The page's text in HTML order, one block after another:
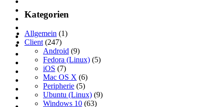
Kategorien
Allgemein (1)
Client (247)
Android (9)
Fedora (Linux) (5)
iOS (7)
Mac OS X (6)
Peripherie (5)
Ubuntu (Linux) (9)
Windows 10 (63)